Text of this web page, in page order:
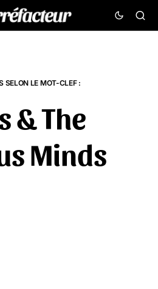
SELON LE MOT-CLEF :
& The
Minds